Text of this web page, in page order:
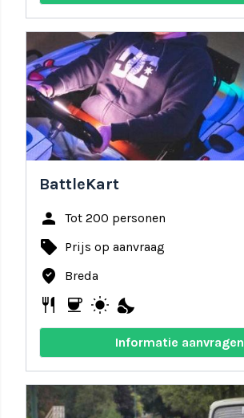
BattleKart
person Tot 200 personen
local_offer Prijs op aanvraag
where_to_vote Breda
restaurant coffee wb_sunny nights_stay
Informatie aanvragen